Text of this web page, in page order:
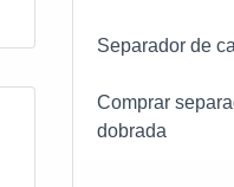
Separador de
Comprar
dobrada